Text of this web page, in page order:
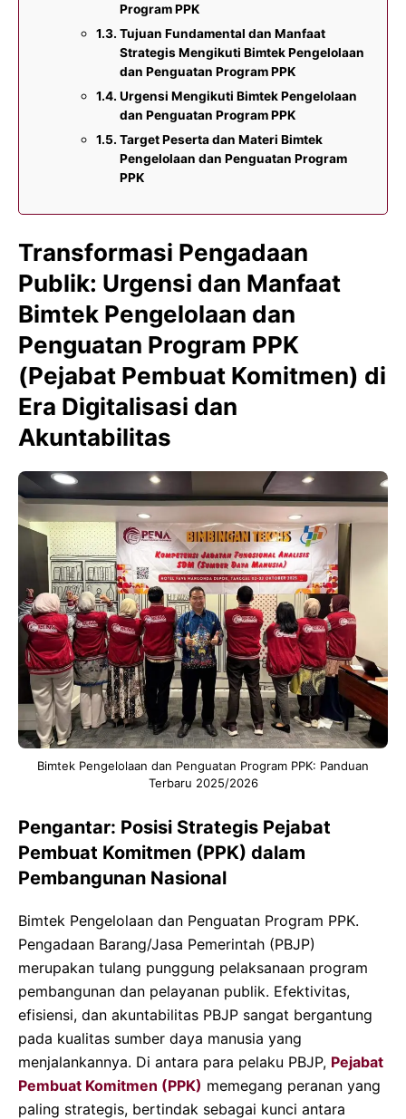
Program PPK
Tujuan Fundamental dan Manfaat
Strategis Mengikuti Bimtek Pengelolaan
dan Penguatan Program PPK
Urgensi Mengikuti Bimtek Pengelolaan
dan Penguatan Program PPK
Target Peserta dan Materi Bimtek
Pengelolaan dan Penguatan Program
PPK
Transformasi Pengadaan
Publik: Urgensi dan Manfaat
Bimtek Pengelolaan dan
Penguatan Program PPK
(Pejabat Pembuat Komitmen) di
Era Digitalisasi dan
Akuntabilitas
Bimtek Pengelolaan dan Penguatan Program PPK: Panduan
Terbaru 2025/2026
Pengantar: Posisi Strategis Pejabat
Pembuat Komitmen (PPK) dalam
Pembangunan Nasional
Bimtek Pengelolaan dan Penguatan Program PPK.
Pengadaan Barang/Jasa Pemerintah (PBJP)
merupakan tulang punggung pelaksanaan program
pembangunan dan pelayanan publik. Efektivitas,
efisiensi, dan akuntabilitas PBJP sangat bergantung
pada kualitas sumber daya manusia yang
menjalankannya. Di antara para pelaku PBJP, Pejabat
Pembuat Komitmen (PPK) memegang peranan yang
paling strategis, bertindak sebagai kunci antara